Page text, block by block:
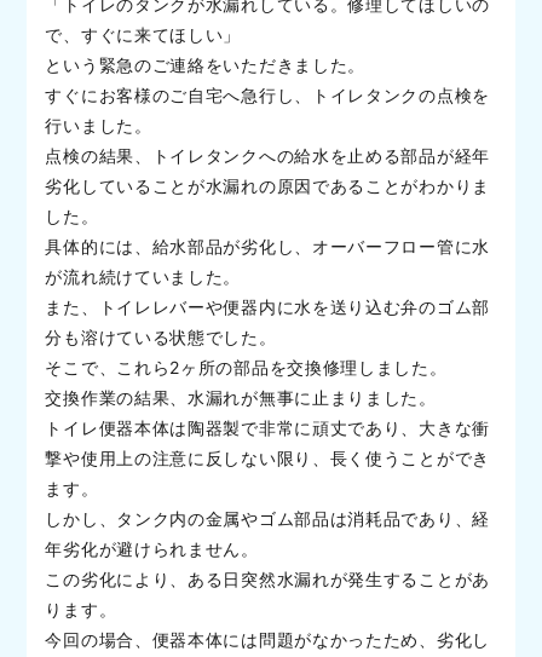
で、すぐに来てほしい」
という緊急のご連絡をいただきました。
すぐにお客様のご自宅へ急行し、トイレタンクの点検を
行いました。
点検の結果、トイレタンクへの給水を止める部品が経年
劣化していることが水漏れの原因であることがわかりま
した。
具体的には、給水部品が劣化し、オーバーフロー管に水
が流れ続けていました。
また、トイレレバーや便器内に水を送り込む弁のゴム部
分も溶けている状態でした。
そこで、これら2ヶ所の部品を交換修理しました。
交換作業の結果、水漏れが無事に止まりました。
トイレ便器本体は陶器製で非常に頑丈であり、大きな衝
撃や使用上の注意に反しない限り、長く使うことができ
ます。
しかし、タンク内の金属やゴム部品は消耗品であり、経
年劣化が避けられません。
この劣化により、ある日突然水漏れが発生することがあ
ります。
今回の場合、便器本体には問題がなかったため、劣化し